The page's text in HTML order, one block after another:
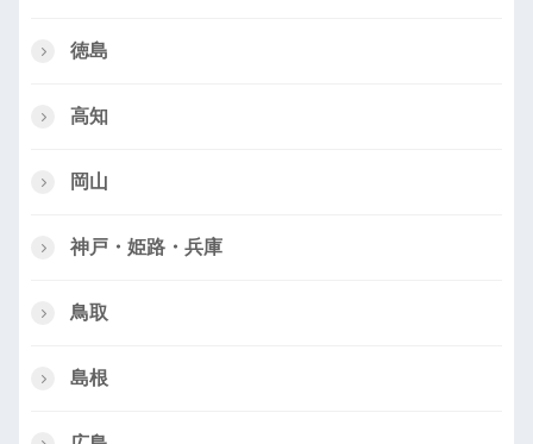
徳島
高知
岡山
神戸・姫路・兵庫
鳥取
島根